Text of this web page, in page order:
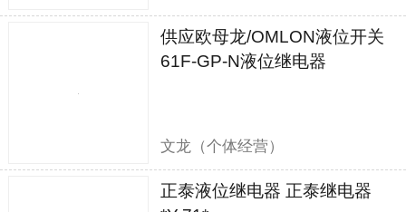
供应欧母龙/OMLON液位开关
61F-GP-N液位继电器
文龙（个体经营）
正泰液位继电器 正泰继电器